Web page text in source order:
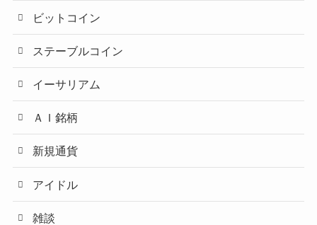
ビットコイン
ステーブルコイン
イーサリアム
ＡＩ銘柄
新規通貨
アイドル
雑談